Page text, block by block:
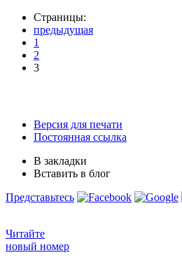
Страницы:
предыдущая
1
2
3
Версия для печати
Постоянная ссылка
В закладки
Вставить в блог
Представьтесь
Читайте
новый номер